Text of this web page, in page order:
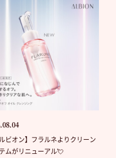
ルビオン】フラルネよりクリーン
ムがリニューアル💘